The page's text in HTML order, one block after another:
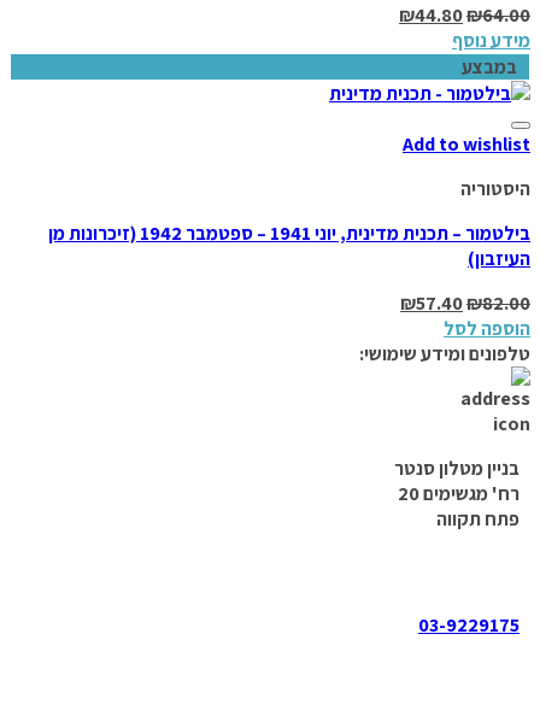
₪64.00
₪44.80
מידע נוסף
במבצע
Add to wishlist
היסטוריה
בילטמור – תכנית מדינית, יוני 1941 – ספטמבר 1942 (זיכרונות מן
העיזבון)
₪82.00
₪57.40
הוספה לסל
טלפונים ומידע שימושי:
בניין מטלון סנטר
רח' מגשימים 20
פתח תקווה
03-9229175